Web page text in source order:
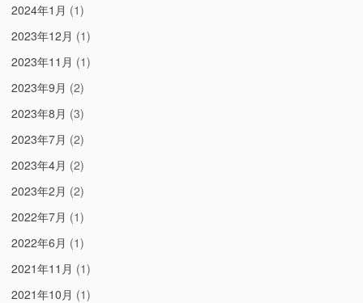
2024年1月 (1)
2023年12月 (1)
2023年11月 (1)
2023年9月 (2)
2023年8月 (3)
2023年7月 (2)
2023年4月 (2)
2023年2月 (2)
2022年7月 (1)
2022年6月 (1)
2021年11月 (1)
2021年10月 (1)